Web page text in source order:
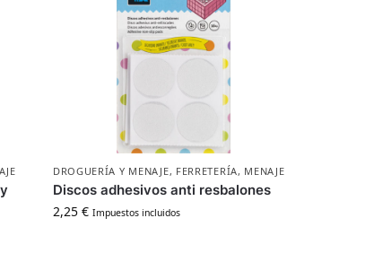
DROGUERÍA Y MENAJE, FERRETERÍA, MENAJE
Discos adhesivos anti resbalones
2,25 € Impuestos incluidos